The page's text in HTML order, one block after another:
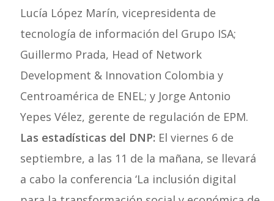
Lucía López Marín, vicepresidenta de
tecnología de información del Grupo ISA;
Guillermo Prada, Head of Network
Development & Innovation Colombia y
Centroamérica de ENEL; y Jorge Antonio
Yepes Vélez, gerente de regulación de EPM.
Las estadísticas del DNP: El viernes 6 de
septiembre, a las 11 de la mañana, se llevará
a cabo la conferencia ‘La inclusión digital